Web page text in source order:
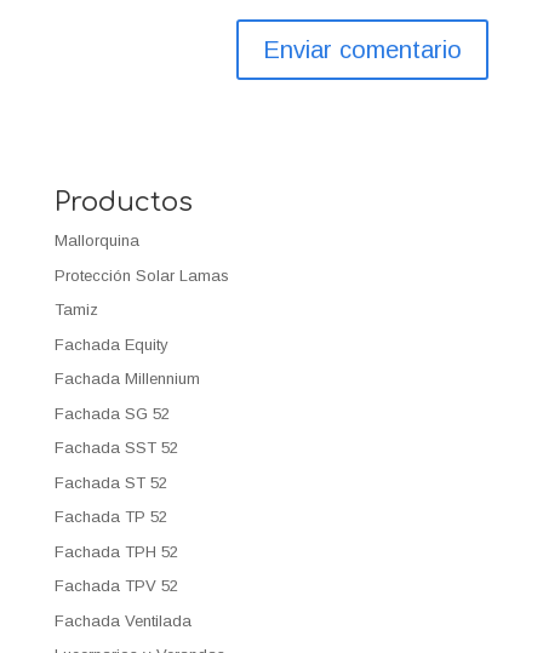
Productos
Mallorquina
Protección Solar Lamas
Tamiz
Fachada Equity
Fachada Millennium
Fachada SG 52
Fachada SST 52
Fachada ST 52
Fachada TP 52
Fachada TPH 52
Fachada TPV 52
Fachada Ventilada